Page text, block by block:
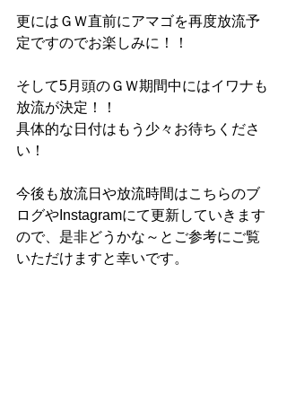
更にはＧＷ直前にアマゴを再度放流予
定ですのでお楽しみに！！
そして5月頭のＧＷ期間中にはイワナも
放流が決定！！
具体的な日付はもう少々お待ちくださ
い！
今後も放流日や放流時間はこちらのブ
ログやInstagramにて更新していきます
ので、是非どうかな～とご参考にご覧
いただけますと幸いです。